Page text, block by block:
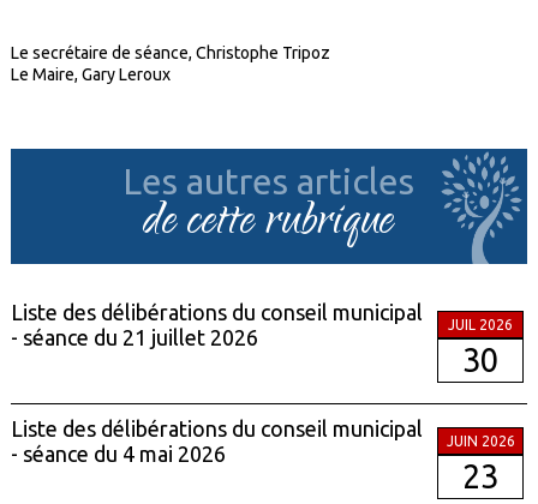
Le secrétaire de séance, Christophe Tripoz
Le Maire, Gary Leroux
Les autres articles
de cette rubrique
Liste des délibérations du conseil municipal
- séance du 21 juillet 2026
JUIL 2026
30
Liste des délibérations du conseil municipal
- séance du 4 mai 2026
JUIN 2026
23